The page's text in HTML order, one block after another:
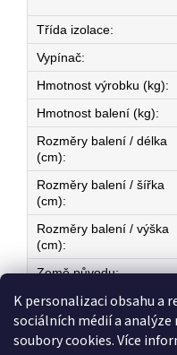
K personalizaci obsahu a
sociálních médií a
soubory cookies. Více
Třída izolace:
Vypínač:
Hmotnost výrobku (kg):
Hmotnost balení (kg):
Rozměry balení / délka
(cm):
Rozměry balení / šířka
(cm):
Rozměry balení / výška
(cm):
Země původu: